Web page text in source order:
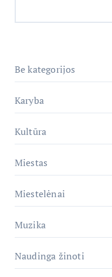
Be kategorijos
Karyba
Kultūra
Miestas
Miestelėnai
Muzika
Naudinga žinoti